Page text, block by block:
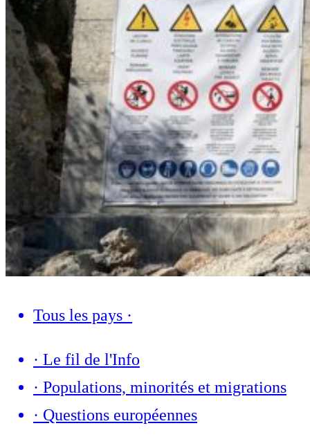
Tous les pays ·
· Le fil de l'Info
· Populations, minorités et migrations
· Questions européennes